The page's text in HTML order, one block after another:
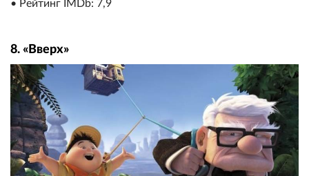
• Рейтинг IMDb: 7,9
8. «Вверх»